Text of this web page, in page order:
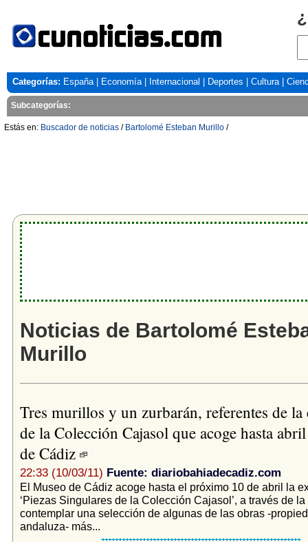
Categorías: España| Economía| Internacional Deportes Cultura|
Subcategorías:
Estás en: Buscador de noticias / Bartolomé Esteban Murillo /
Noticias de Bartolomé
Murillo
Tres murillos y un zurbarán, referentes de
de la Colección Cajasol que acoge hasta
de Cádiz
22:33 (10/03/11) Fuente: diariobahiadecadiz.com
El Museo de Cádiz acoge hasta el próximo 10 de abril la
‘Piezas Singulares de la Colección Cajasol’, a través de
contemplar una selección de algunas de las obras -
andaluza- más...